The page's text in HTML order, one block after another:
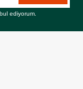
ediyorum.